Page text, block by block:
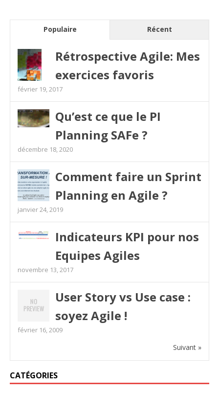
Populaire Récent
Rétrospective Agile: Mes
exercices favoris
février 19, 2017
Qu’est ce que le PI
Planning SAFe ?
décembre 18, 2020
Comment faire un Sprint
Planning en Agile ?
janvier 24, 2019
Indicateurs KPI pour nos
Equipes Agiles
novembre 13, 2017
User Story vs Use case :
soyez Agile !
février 16, 2009
Suivant »
CATÉGORIES